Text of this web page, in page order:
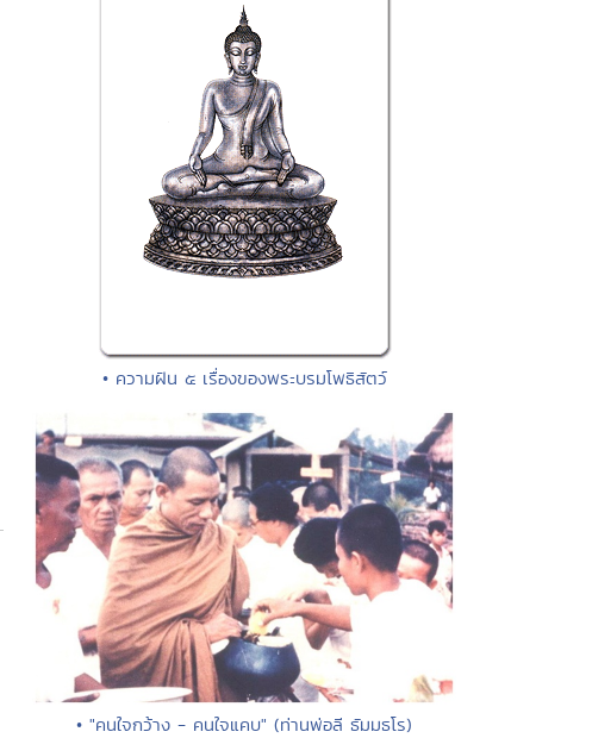
• ความฝัน ๕ เรื่องของพระบรมโพธิสัตว์
• "คนใจกว้าง - คนใจแคบ" (ท่านพ่อลี ธัมมธโร)